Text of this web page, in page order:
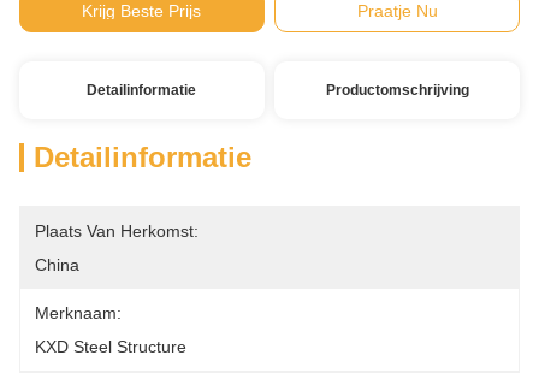
Krijg Beste Prijs Praatje Nu
Detailinformatie Productomschrijving
Detailinformatie
Plaats Van Herkomst:
China
Merknaam:
KXD Steel Structure